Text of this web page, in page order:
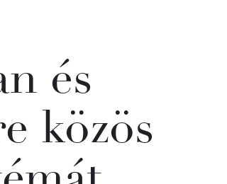
és
közös